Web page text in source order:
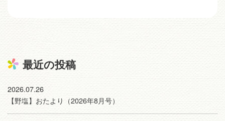
最近の投稿
2026.07.26
【野塩】おたより（2026年8月号）